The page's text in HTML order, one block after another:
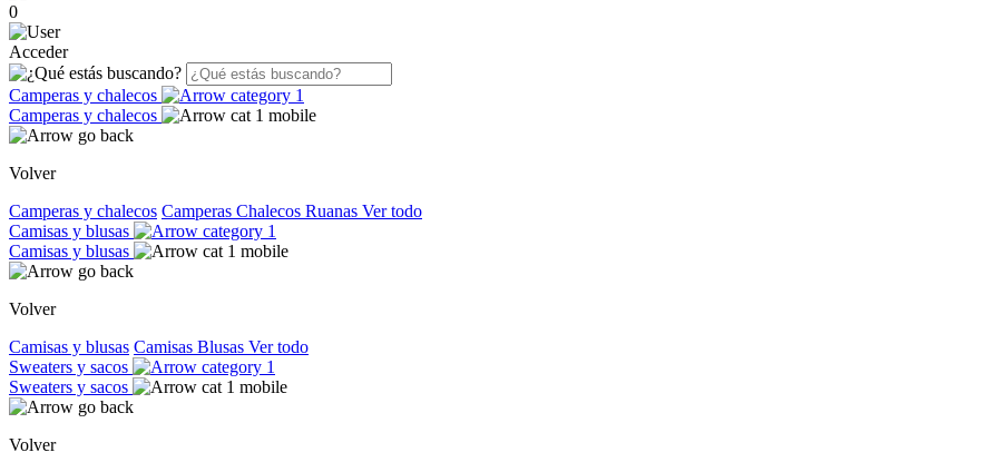
0
Acceder
Camperas y chalecos
Camperas y chalecos
Volver
Camperas y chalecos Camperas Chalecos Ruanas Ver todo
Camisas y blusas
Camisas y blusas
Volver
Camisas y blusas Camisas Blusas Ver todo
Sweaters y sacos
Sweaters y sacos
Volver